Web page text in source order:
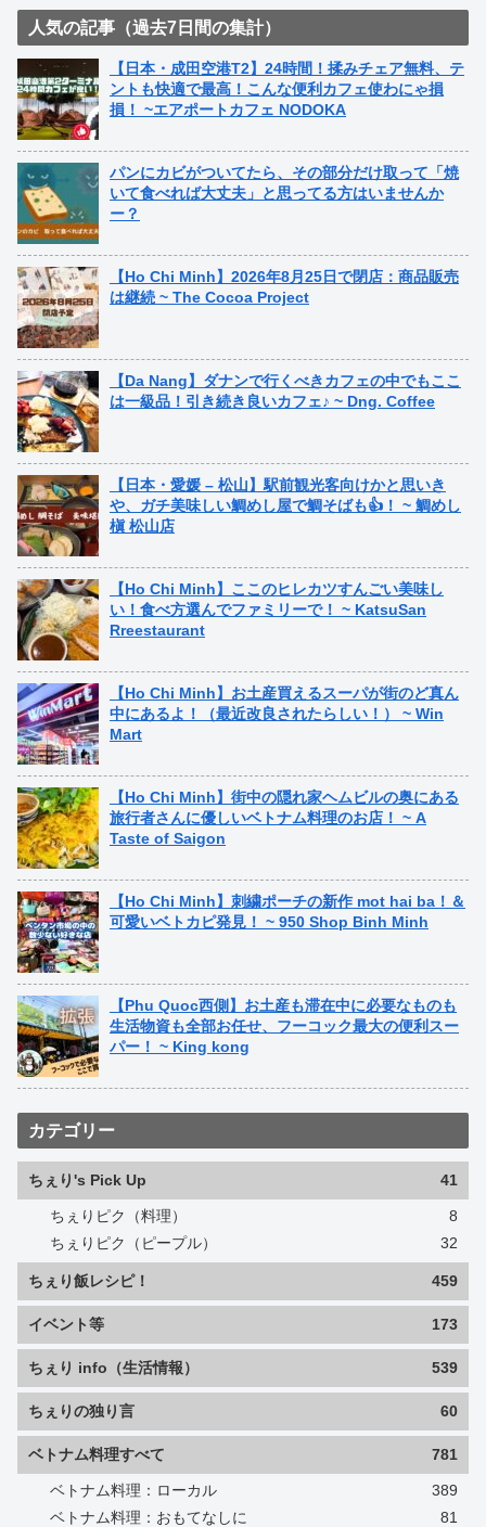
人気の記事（過去7日間の集計）
【日本・成田空港T2】24時間！揉みチェア無料、テ
ントも快適で最高！こんな便利カフェ使わにゃ損
損！ ~エアポートカフェ NODOKA
パンにカビがついてたら、その部分だけ取って「焼
いて食べれば大丈夫」と思ってる方はいませんか
ー？
【Ho Chi Minh】2026年8月25日で閉店：商品販売
は継続 ~ The Cocoa Project
【Da Nang】ダナンで行くべきカフェの中でもここ
は一級品！引き続き良いカフェ♪ ~ Dng. Coffee
【日本・愛媛 – 松山】駅前観光客向けかと思いき
や、ガチ美味しい鯛めし屋で鯛そばも👍！ ~ 鯛めし
槇 松山店
【Ho Chi Minh】ここのヒレカツすんごい美味し
い！食べ方選んでファミリーで！ ~ KatsuSan
Rreestaurant
【Ho Chi Minh】お土産買えるスーパが街のど真ん
中にあるよ！（最近改良されたらしい！） ~ Win
Mart
【Ho Chi Minh】街中の隠れ家ヘムビルの奥にある
旅行者さんに優しいベトナム料理のお店！ ~ A
Taste of Saigon
【Ho Chi Minh】刺繍ポーチの新作 mot hai ba！＆
可愛いベトカピ発見！ ~ 950 Shop Binh Minh
【Phu Quoc西側】お土産も滞在中に必要なものも
生活物資も全部お任せ、フーコック最大の便利スー
パー！ ~ King kong
カテゴリー
ちぇり's Pick Up 41
ちぇりピク（料理）
8
ちぇりピク（ピープル）
32
ちぇり飯レシピ！ 459
イベント等 173
ちぇり info（生活情報） 539
ちぇりの独り言 60
ベトナム料理すべて 781
ベトナム料理：ローカル
389
ベトナム料理：おもてなしに
81